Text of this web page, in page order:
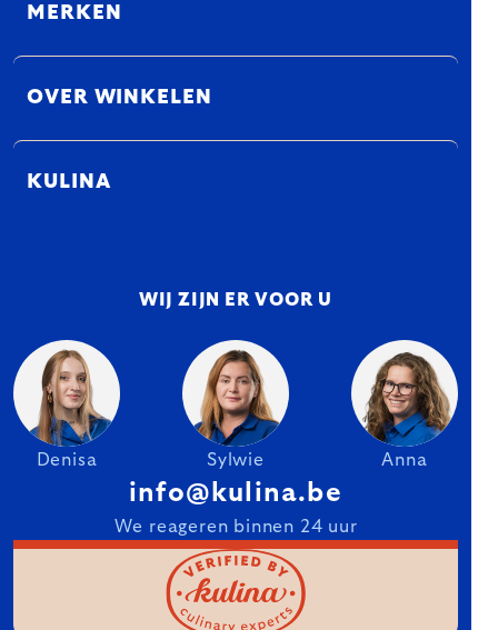
MERKEN
OVER WINKELEN
KULINA
WIJ ZIJN ER VOOR U
Denisa Sylwie Anna
info@kulina.be
We reageren binnen 24 uur